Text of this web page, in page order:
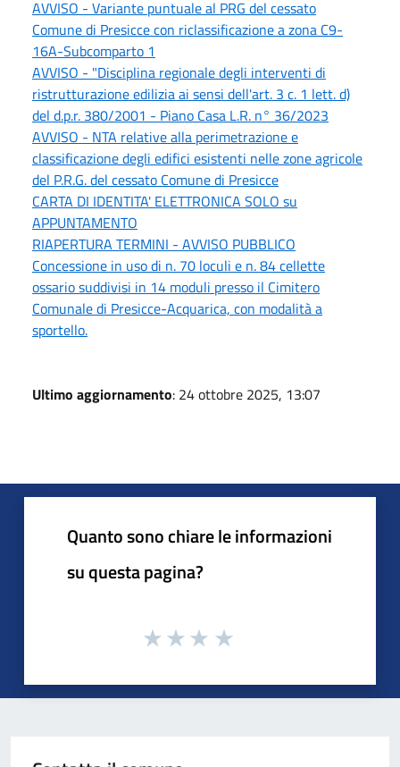
AVVISO - Variante puntuale al PRG del cessato
Comune di Presicce con riclassificazione a zona C9-
16A-Subcomparto 1
AVVISO - "Disciplina regionale degli interventi di
ristrutturazione edilizia ai sensi dell'art. 3 c. 1 lett. d)
del d.p.r. 380/2001 - Piano Casa L.R. n° 36/2023
AVVISO - NTA relative alla perimetrazione e
classificazione degli edifici esistenti nelle zone agricole
del P.R.G. del cessato Comune di Presicce
CARTA DI IDENTITA' ELETTRONICA SOLO su
APPUNTAMENTO
RIAPERTURA TERMINI - AVVISO PUBBLICO
Concessione in uso di n. 70 loculi e n. 84 cellette
ossario suddivisi in 14 moduli presso il Cimitero
Comunale di Presicce-Acquarica, con modalità a
sportello.
Ultimo aggiornamento: 24 ottobre 2025, 13:07
Quanto sono chiare le informazioni
su questa pagina?